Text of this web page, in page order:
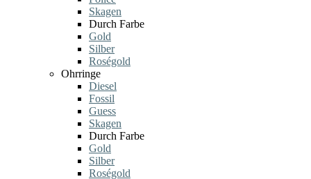
Skagen
Durch Farbe
Gold
Silber
Roségold
Ohrringe
Diesel
Fossil
Guess
Skagen
Durch Farbe
Gold
Silber
Roségold